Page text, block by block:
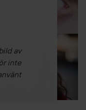
av
inte